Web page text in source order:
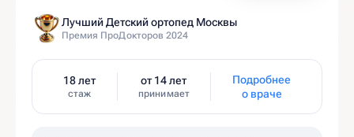
Лучший Детский ортопед Москвы
Премия ПроДокторов 2024
18 лет
стаж
от 14 лет
принимает
Подробнее
о враче